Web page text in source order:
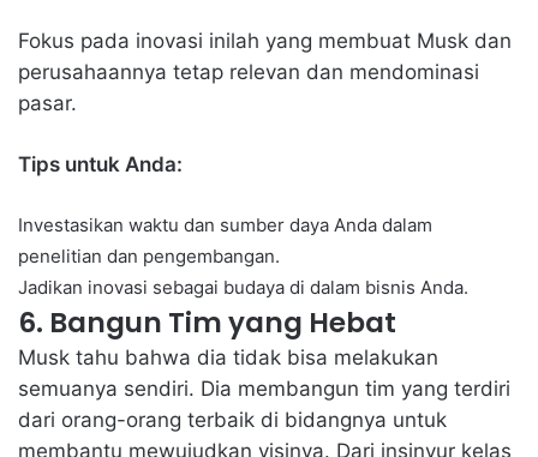
Fokus pada inovasi inilah yang membuat Musk dan
perusahaannya tetap relevan dan mendominasi
pasar.
Tips untuk Anda:
Investasikan waktu dan sumber daya Anda dalam
penelitian dan pengembangan.
Jadikan inovasi sebagai budaya di dalam bisnis Anda.
6. Bangun Tim yang Hebat
Musk tahu bahwa dia tidak bisa melakukan
semuanya sendiri. Dia membangun tim yang terdiri
dari orang-orang terbaik di bidangnya untuk
membantu mewujudkan visinya. Dari insinyur kelas